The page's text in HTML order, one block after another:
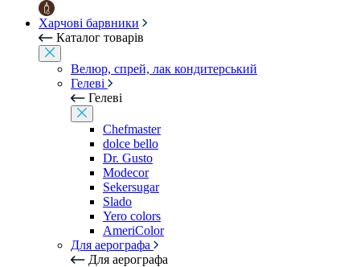
Харчові барвники
Каталог товарів
Велюр, спрей, лак кондитерський
Гелеві
Гелеві
Chefmaster
dolce bello
Dr. Gusto
Modecor
Sekersugar
Slado
Yero colors
AmeriColor
Для аерографа
Для аерографа